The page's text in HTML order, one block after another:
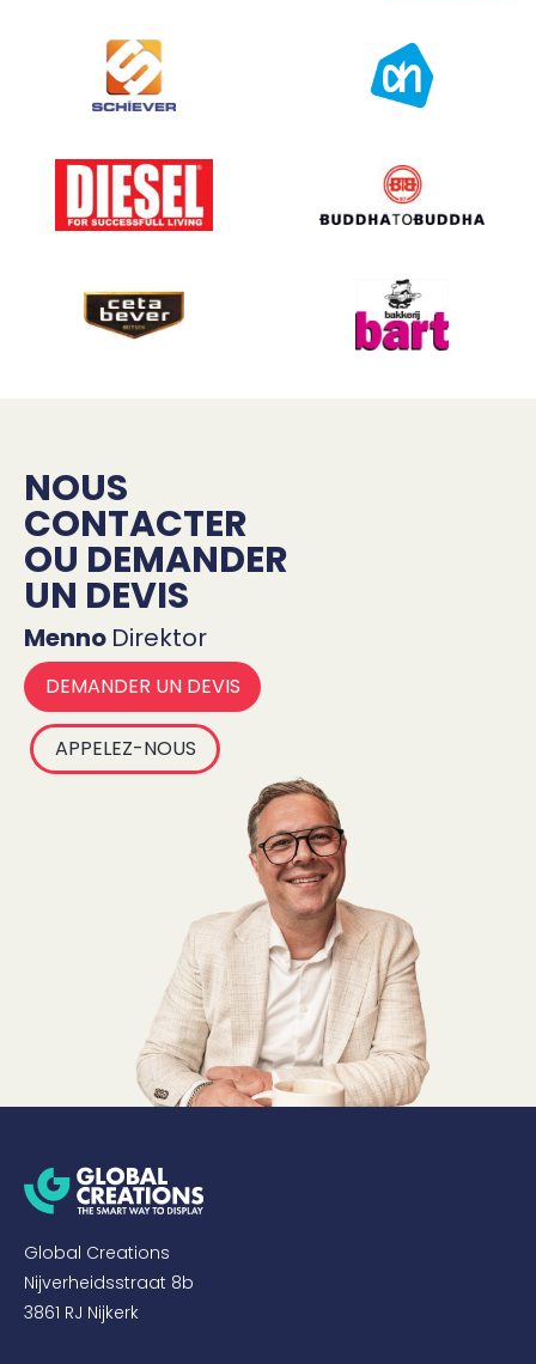
NOUS
CONTACTER
OU DEMANDER
UN DEVIS
Menno Direktor
DEMANDER UN DEVIS
APPELEZ-NOUS
Global Creations
Nijverheidsstraat 8b
3861 RJ Nijkerk